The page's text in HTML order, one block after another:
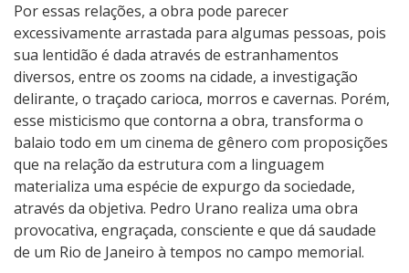
Por essas relações, a obra pode parecer
excessivamente arrastada para algumas pessoas, pois
sua lentidão é dada através de estranhamentos
diversos, entre os zooms na cidade, a investigação
delirante, o traçado carioca, morros e cavernas. Porém,
esse misticismo que contorna a obra, transforma o
balaio todo em um cinema de gênero com proposições
que na relação da estrutura com a linguagem
materializa uma espécie de expurgo da sociedade,
através da objetiva. Pedro Urano realiza uma obra
provocativa, engraçada, consciente e que dá saudade
de um Rio de Janeiro à tempos no campo memorial.